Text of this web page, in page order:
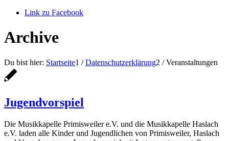
Link zu Facebook
Archive
Du bist hier: Startseite1 / Datenschutzerklärung2 / Veranstaltungen
Jugendvorspiel
Die Musikkapelle Primisweiler e.V. und die Musikkapelle Haslach
e.V. laden alle Kinder und Jugendlichen von Primisweiler, Haslach